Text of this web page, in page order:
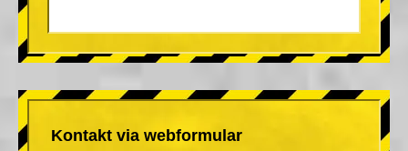
Kontakt via webformular